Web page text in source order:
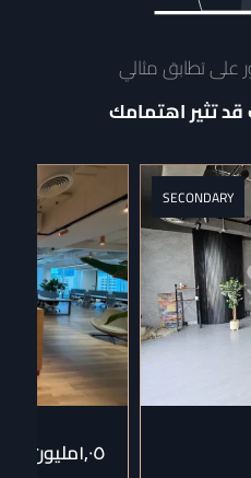
على تطابق مثالي
تثير اهتمامك
SECONDARY
١٫٠٥مليون